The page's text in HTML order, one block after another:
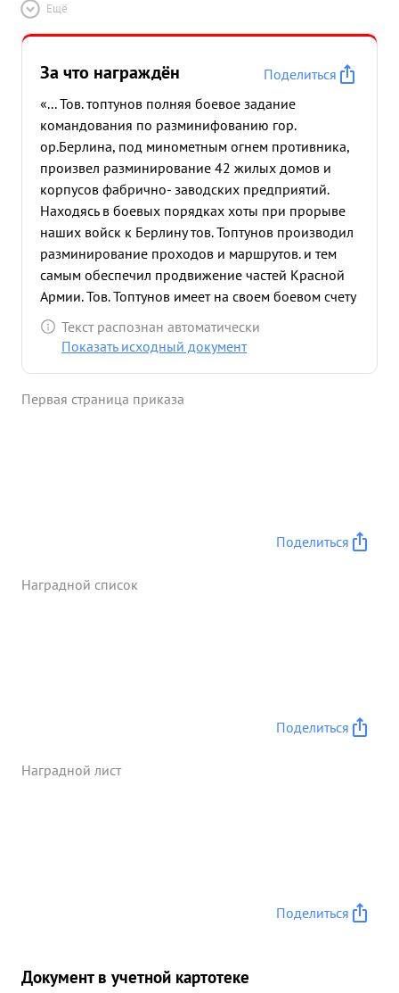
Ещё
За что награждён
Поделиться
«... Тов. топтунов полняя боевое задание
командования по разминифованию гор.
ор.Берлина, под минометным огнем противника,
произвел разминирование 42 жилых домов и
корпусов фабрично- заводских предприятий.
Находясь в боевых порядках хоты при прорыве
наших войск к Берлину тов. Топтунов производил
разминирование проходов и маршрутов. и тем
самым обеспечил продвижение частей Красной
Армии. Тов. Топтунов имеет на своем боевом счету
2800 мин лично им снятых и обезвременных.
Предан делу партии ЛЕНИНА-СТАЛИНА и
Текст распознан автоматически
Показать исходный документ
Первая страница приказа
Поделиться
Наградной список
Поделиться
Наградной лист
Поделиться
Документ в учетной картотеке